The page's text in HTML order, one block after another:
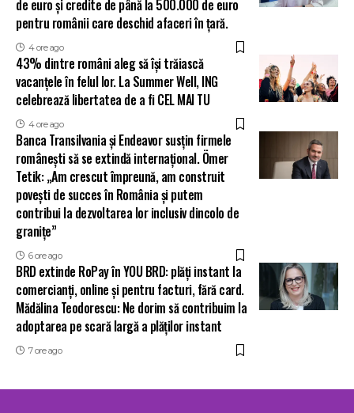
de euro și credite de până la 500.000 de euro
pentru românii care deschid afaceri în țară.
4 ore ago
43% dintre români aleg să își trăiască
vacanțele în felul lor. La Summer Well, ING
celebrează libertatea de a fi CEL MAI TU
4 ore ago
Banca Transilvania și Endeavor susțin firmele
românești să se extindă internațional. Ömer
Tetik: „Am crescut împreună, am construit
povești de succes în România și putem
contribui la dezvoltarea lor inclusiv dincolo de
granițe”
6 ore ago
BRD extinde RoPay în YOU BRD: plăți instant la
comercianți, online și pentru facturi, fără card.
Mădălina Teodorescu: Ne dorim să contribuim la
adoptarea pe scară largă a plăților instant
7 ore ago